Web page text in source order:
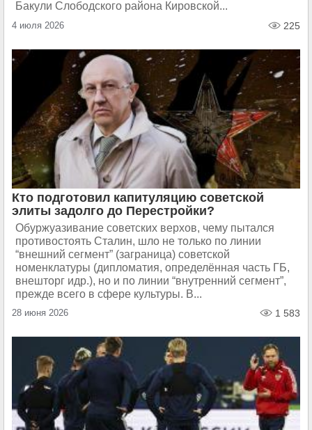
Бакули Слободского района Кировской...
4 июля 2026 225
Кто подготовил капитуляцию советской
элиты задолго до Перестройки?
Обуржуазивание советских верхов, чему пытался
противостоять Сталин, шло не только по линии
“внешний сегмент” (заграница) советской
номенклатуры (дипломатия, определённая часть ГБ,
внешторг идр.), но и по линии “внутренний сегмент”,
прежде всего в сфере культуры. В...
28 июня 2026 1 583